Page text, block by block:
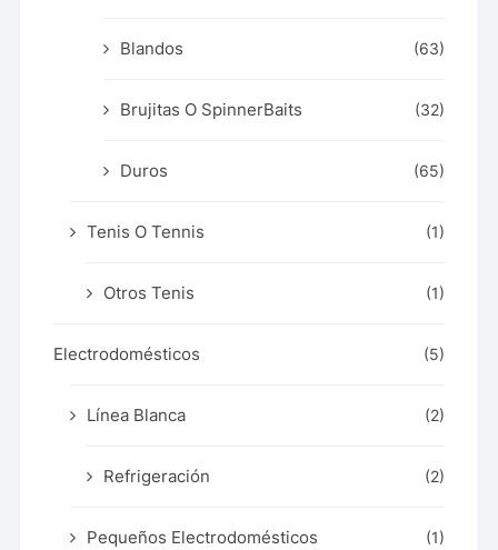
Blandos (63)
Brujitas O SpinnerBaits (32)
Duros (65)
Tenis O Tennis (1)
Otros Tenis (1)
Electrodomésticos (5)
Línea Blanca (2)
Refrigeración (2)
Pequeños Electrodomésticos (1)